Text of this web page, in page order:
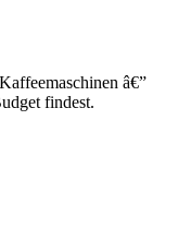
â€”
findest.